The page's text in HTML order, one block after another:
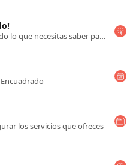
¿Primera vez por aquí? Acá está todo lo que necesitas saber para configurar tu cuenta
los servicios que ofreces